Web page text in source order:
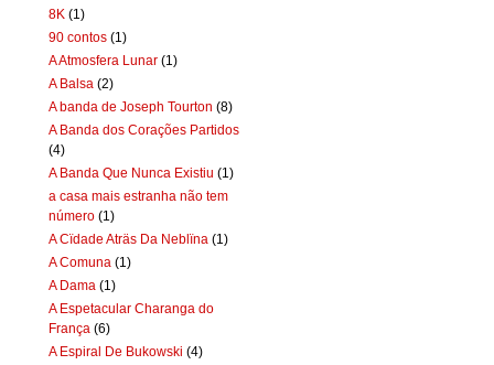
8K (1)
90 contos (1)
A Atmosfera Lunar (1)
A Balsa (2)
A banda de Joseph Tourton (8)
A Banda dos Corações Partidos
(4)
A Banda Que Nunca Existiu (1)
a casa mais estranha não tem
número (1)
A Cïdade Aträs Da Neblïna (1)
A Comuna (1)
A Dama (1)
A Espetacular Charanga do
França (6)
A Espiral De Bukowski (4)